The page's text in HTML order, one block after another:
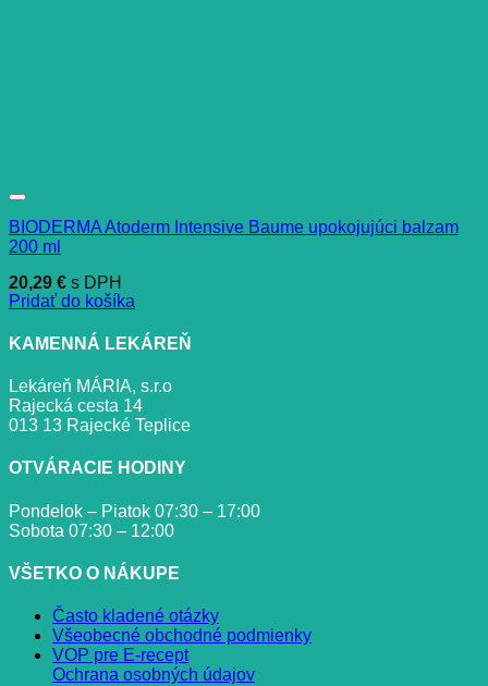
BIODERMA Atoderm Intensive Baume upokojujúci balzam
200 ml
20,29 € s DPH
Pridať do košíka
KAMENNÁ LEKÁREŇ
Lekáreň MÁRIA, s.r.o
Rajecká cesta 14
013 13 Rajecké Teplice
OTVÁRACIE HODINY
Pondelok – Piatok 07:30 – 17:00
Sobota 07:30 – 12:00
VŠETKO O NÁKUPE
Často kladené otázky
Všeobecné obchodné podmienky
VOP pre E-recept
Ochrana osobných údajov